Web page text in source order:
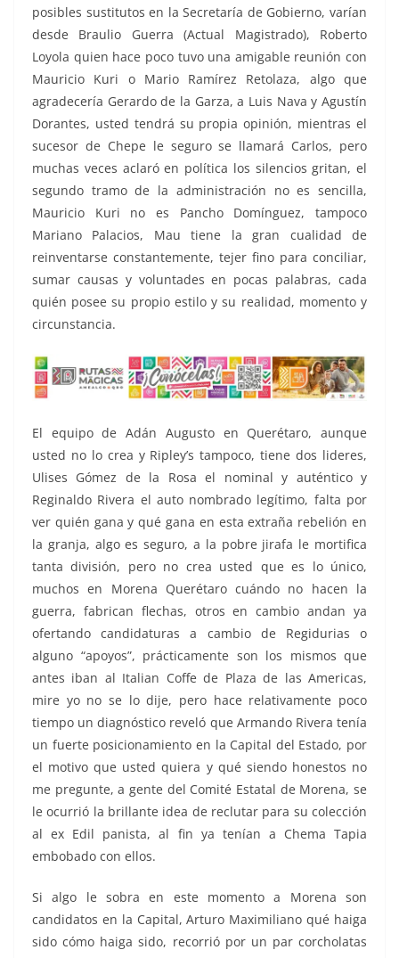
posibles sustitutos en la Secretaría de Gobierno, varían
desde Braulio Guerra (Actual Magistrado), Roberto
Loyola quien hace poco tuvo una amigable reunión con
Mauricio Kuri o Mario Ramírez Retolaza, algo que
agradecería Gerardo de la Garza, a Luis Nava y Agustín
Dorantes, usted tendrá su propia opinión, mientras el
sucesor de Chepe le seguro se llamará Carlos, pero
muchas veces aclaró en política los silencios gritan, el
segundo tramo de la administración no es sencilla,
Mauricio Kuri no es Pancho Domínguez, tampoco
Mariano Palacios, Mau tiene la gran cualidad de
reinventarse constantemente, tejer fino para conciliar,
sumar causas y voluntades en pocas palabras, cada
quién posee su propio estilo y su realidad, momento y
circunstancia.
El equipo de Adán Augusto en Querétaro, aunque
usted no lo crea y Ripley’s tampoco, tiene dos lideres,
Ulises Gómez de la Rosa el nominal y auténtico y
Reginaldo Rivera el auto nombrado legítimo, falta por
ver quién gana y qué gana en esta extraña rebelión en
la granja, algo es seguro, a la pobre jirafa le mortifica
tanta división, pero no crea usted que es lo único,
muchos en Morena Querétaro cuándo no hacen la
guerra, fabrican flechas, otros en cambio andan ya
ofertando candidaturas a cambio de Regidurias o
alguno “apoyos”, prácticamente son los mismos que
antes iban al Italian Coffe de Plaza de las Americas,
mire yo no se lo dije, pero hace relativamente poco
tiempo un diagnóstico reveló que Armando Rivera tenía
un fuerte posicionamiento en la Capital del Estado, por
el motivo que usted quiera y qué siendo honestos no
me pregunte, a gente del Comité Estatal de Morena, se
le ocurrió la brillante idea de reclutar para su colección
al ex Edil panista, al fin ya tenían a Chema Tapia
embobado con ellos.
Si algo le sobra en este momento a Morena son
candidatos en la Capital, Arturo Maximiliano qué haiga
sido cómo haiga sido, recorrió por un par corcholatas